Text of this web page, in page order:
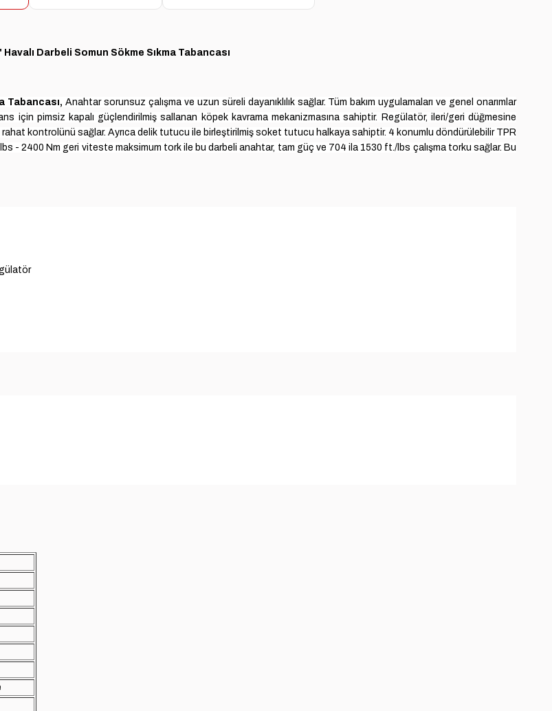
Havalı Darbeli Somun Sökme Sıkma Tabancası
Tabancası, Anahtar sorunsuz çalışma ve uzun süreli dayanıklılık sağlar. Tüm bakım uygulamaları ve genel onarımlar
için pimsiz kapalı güçlendirilmiş sallanan köpek kavrama mekanizmasına sahiptir. Regülatör, ileri/geri düğmesine
rahat kontrolünü sağlar. Ayrıca delik tutucu ile birleştirilmiş soket tutucu halkaya sahiptir. 4 konumlu döndürülebilir TPR
- 2400 Nm geri viteste maksimum tork ile bu darbeli anahtar, tam güç ve 704 ila 1530 ft./lbs çalışma torku sağlar. Bu